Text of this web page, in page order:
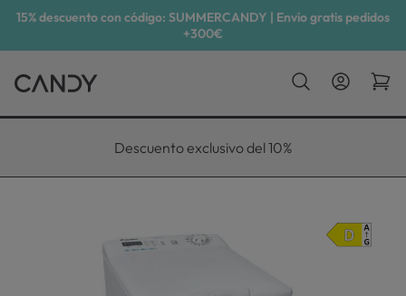
15% descuento con código: SUMMERCANDY | Envío gratis pedidos
+300€
Descuento exclusivo del 10%